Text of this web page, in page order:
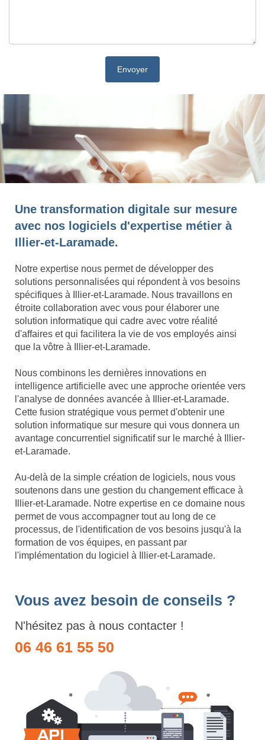
Une transformation digitale sur mesure
avec nos logiciels d'expertise métier à
Illier-et-Laramade.
Notre expertise nous permet de développer des
solutions personnalisées qui répondent à vos besoins
spécifiques à Illier-et-Laramade. Nous travaillons en
étroite collaboration avec vous pour élaborer une
solution informatique qui cadre avec votre réalité
d'affaires et qui facilitera la vie de vos employés ainsi
que la vôtre à Illier-et-Laramade.
Nous combinons les dernières innovations en
intelligence artificielle avec une approche orientée vers
l'analyse de données avancée à Illier-et-Laramade.
Cette fusion stratégique vous permet d'obtenir une
solution informatique sur mesure qui vous donnera un
avantage concurrentiel significatif sur le marché à Illier-
et-Laramade.
Au-delà de la simple création de logiciels, nous vous
soutenons dans une gestion du changement efficace à
Illier-et-Laramade. Notre expertise en ce domaine nous
permet de vous accompagner tout au long de ce
processus, de l'identification de vos besoins jusqu'à la
formation de vos équipes, en passant par
l'implémentation du logiciel à Illier-et-Laramade.
Vous avez besoin de conseils ?
N'hésitez pas à nous contacter !
06 46 61 55 50